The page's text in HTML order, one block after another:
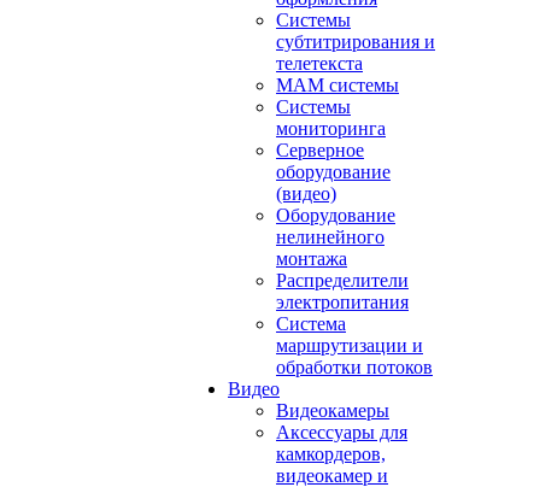
Системы
субтитрирования и
телетекста
MAM системы
Системы
мониторинга
Серверное
оборудование
(видео)
Оборудование
нелинейного
монтажа
Распределители
электропитания
Система
маршрутизации и
обработки потоков
Видео
Видеокамеры
Аксессуары для
камкордеров,
видеокамер и